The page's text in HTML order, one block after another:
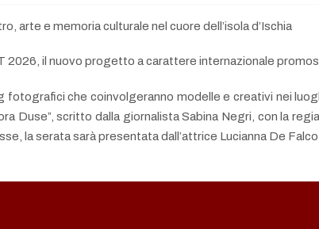
arte e memoria culturale nel cuore dell’isola d’Ischia
il nuovo progetto a carattere internazionale
che coinvolgeranno modelle e creativi nei
Duse”, scritto dalla giornalista Sabina Negri, con la
la serata sarà presentata dall’attrice Lucianna De Falco.